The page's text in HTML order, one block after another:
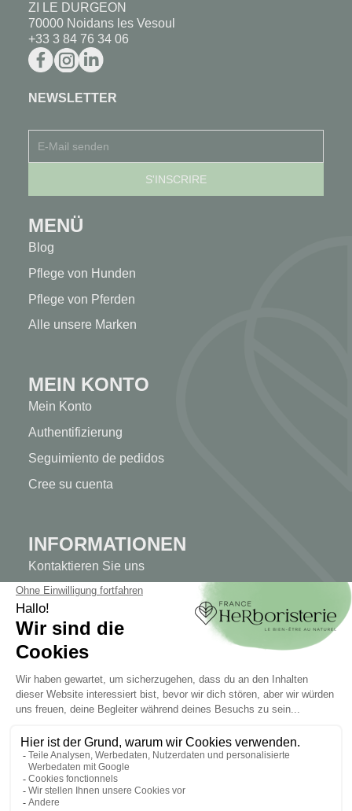
ZI LE DURGEON
70000 Noidans les Vesoul
+33 3 84 76 34 06
NEWSLETTER
MENÜ
Blog
Pflege von Hunden
Pflege von Pferden
Alle unsere Marken
MEIN KONTO
Mein Konto
Authentifizierung
Seguimiento de pedidos
Cree su cuenta
INFORMATIONEN
Kontaktieren Sie uns
Sitemap
Unser Kräuterladen
Lieferung
Rechtliche Hinweise
Allgemeine Geschäftsbedingungen